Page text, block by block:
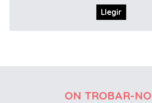
Llegir
ON TROBAR-